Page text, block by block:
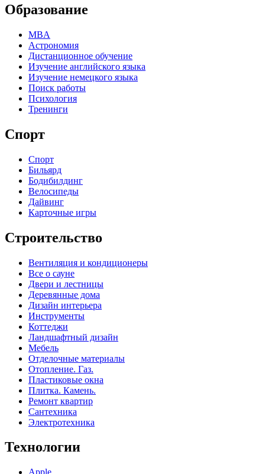
Образование
MBA
Астрономия
Дистанционное обучение
Изучение английского языка
Изучение немецкого языка
Поиск работы
Психология
Тренинги
Спорт
Спорт
Бильярд
Бодибилдинг
Велосипеды
Дайвинг
Карточные игры
Строительство
Вентиляция и кондиционеры
Все о сауне
Двери и лестницы
Деревянные дома
Дизайн интерьера
Инструменты
Коттеджи
Ландшафтный дизайн
Мебель
Отделочные материалы
Отопление. Газ.
Пластиковые окна
Плитка. Камень.
Ремонт квартир
Сантехника
Электротехника
Технологии